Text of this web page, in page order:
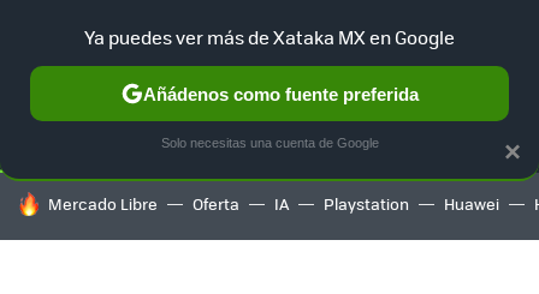
SELECCIÓN GAMING HOME AUTO TERRITORIO
HOY SE HABLA DE
Mercado Libre Oferta IA Playstation Huawei
×
Ya puedes ver más de Xataka MX en Google
Añádenos como fuente preferida
Solo necesitas una cuenta de Google